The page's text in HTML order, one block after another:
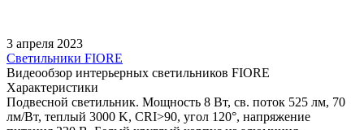
3 апреля 2023
Светильники FIORE
Видеообзор интерьерных светильников FIORE
Характеристики
Подвесной светильник. Мощность 8 Вт, св. поток 525 лм, 70
лм/Вт, теплый 3000 K, CRI>90, угол 120°, напряжение